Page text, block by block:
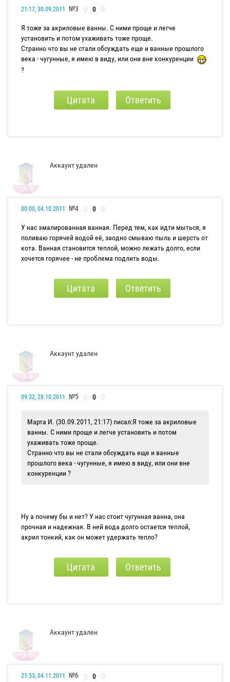
21:17, 30.09.2011 №3 0
Я тоже за акриловые ванны. С ними проще и легче
установить и потом ухаживать тоже проще.
Странно что вы не стали обсуждать еще и ванные прошлого
века - чугунные, я имею в виду, или они вне конкуренции
?
Цитата Ответить
Аккаунт удален
00:00, 04.10.2011 №4 0
У нас эмалированная ванная. Перед тем, как идти мыться, я
поливаю горячей водой её, заодно смываю пыль и шерсть от
кота. Ванная становится теплой, можно лежать долго, если
хочется горячее - не проблема подлить воды.
Цитата Ответить
Аккаунт удален
09:32, 28.10.2011 №5 0
Марта И. (30.09.2011, 21:17) писал:Я тоже за акриловые
ванны. С ними проще и легче установить и потом
ухаживать тоже проще.
Странно что вы не стали обсуждать еще и ванные
прошлого века - чугунные, я имею в виду, или они вне
конкуренции ?
Ну а почему бы и нет? У нас стоит чугунная ванна, она
прочная и надежная. В ней вода долго остается теплой,
акрил тонкий, как он может удержать тепло?
Цитата Ответить
Аккаунт удален
21:53, 04.11.2011 №6 0